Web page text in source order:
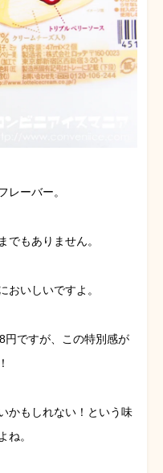
レーバー。
でもありません。
おいしいですよ。
円ですが、この特別感が
かもしれない！という味
ね。